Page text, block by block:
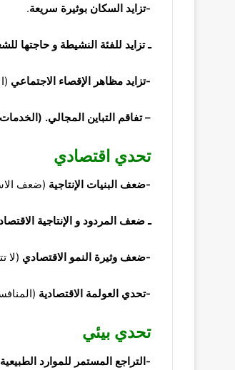
-تزايد السكان بوثيرة سريعة.
ـ تزايد للفئة النشيطة و حاجتها
-تزايد مظاهر الإقصاء الاجتماعي
–تفاقم التباين المجالي. (الخدمات
تحدي اقتصادي
-ضعف البنيات الإنتاجية (ضعف
ـ ضعف المردود و الإنتاجية
-ضعف وثيرة النمو الاقتصادي (لا
-تحدي العولمة الاقتصادية
تحدي بيئي
-التراجع المستمر للموارد